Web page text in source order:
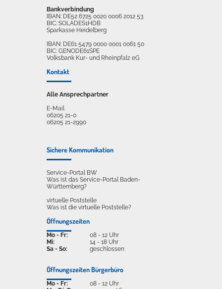
Bankverbindung
IBAN: DE52 6725 0020 0006 2012 53
BIC: SOLADES1HDB
Sparkasse Heidelberg
IBAN: DE61 5479 0000 0001 0061 50
BIC: GENODE61SPE
Volksbank Kur- und Rheinpfalz eG
Kontakt
Alle Ansprechpartner
E-Mail
06205 21-0
06205 21-2990
Sichere Kommunikation
Service-Portal BW
Was ist das Service-Portal Baden-
Württemberg?
virtuelle Poststelle
Was ist die virtuelle Poststelle?
Öffnungszeiten
Mo - Fr:
Mi:
Sa - So:
08 - 12 Uhr
14 - 18 Uhr
geschlossen
Öffnungszeiten Bürgerbüro
Mo - Fr:
08 - 12 Uhr